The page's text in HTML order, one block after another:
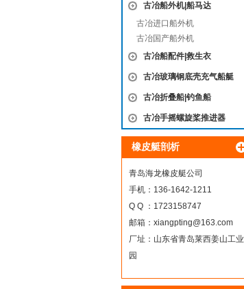
古冶船外机|船马达
古冶进口船外机
古冶国产船外机
古冶船配件|救生衣
古冶玻璃钢底壳充气船艇
古冶折叠船|钓鱼船
古冶手摇螺旋桨推进器
橡皮艇剖析
青岛海龙橡皮艇公司
手机：136-1642-1211
Q Q ：1723158747
邮箱： xiangpting@163.com
厂址：山东省青岛莱西姜山工业
园